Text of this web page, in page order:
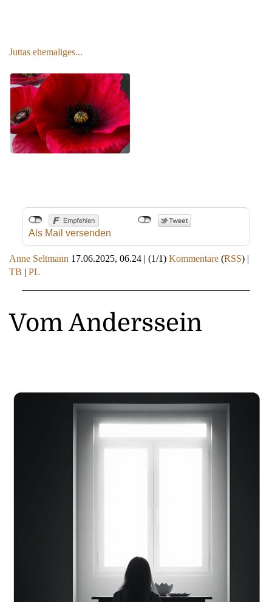
Juttas ehemaliges...
Als Mail versenden
Anne Seltmann 17.06.2025, 06.24 | (1/1) Kommentare (RSS) |
TB | PL
Vom Anderssein